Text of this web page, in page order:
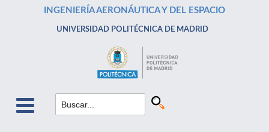
INGENIERÍA AERONÁUTICA Y DEL ESPACIO
UNIVERSIDAD POLITÉCNICA DE MADRID